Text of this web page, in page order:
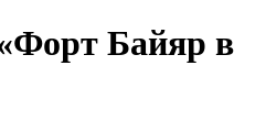
Байяр в